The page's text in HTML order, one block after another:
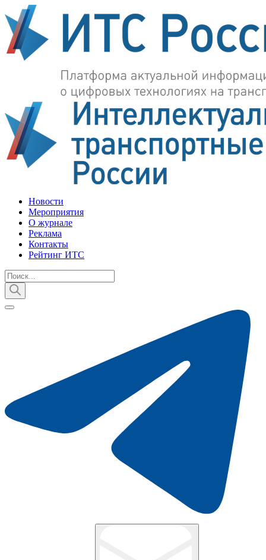
Новости
Мероприятия
О журнале
Реклама
Контакты
Рейтинг ИТС